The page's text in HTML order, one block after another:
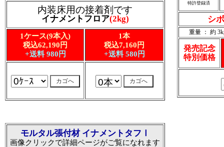
内装床用の接着剤です
イナメントフロア(2kg)
1ケース(9本入)
税込62,190円
+送料 980円
1本
税込7,160円
+送料 580円
特許登録済
シ
重量 ： 約
発売記念
特別価格
モルタル張付材 イナメントタフⅠ
画像クリックで詳細ページがご覧になれます